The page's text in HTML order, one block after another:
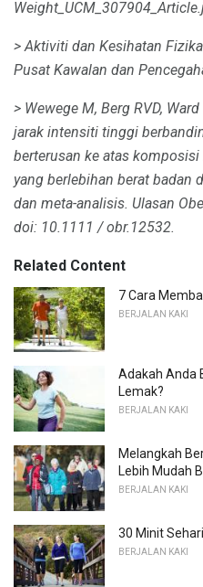
> Aktiviti dan Kesihatan
Pusat Kawalan dan
> Wewege M, Berg RVD,
jarak intensiti tinggi
berterusan ke atas
yang berlebihan berat badan
dan meta-analisis. Ulasan
doi: 10.1111 / obr.12532.
Related Content
7 Cara
BERJALAN KAKI
Adakah Anda
Lemak?
BERJALAN KAKI
Melangkah
Lebih Mudah
BERJALAN KAKI
30 Minit
BERJALAN KAKI